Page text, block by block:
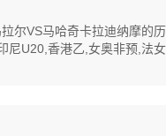
尔VS马哈奇卡拉迪纳摩的
U20,香港乙,女奥非预,法